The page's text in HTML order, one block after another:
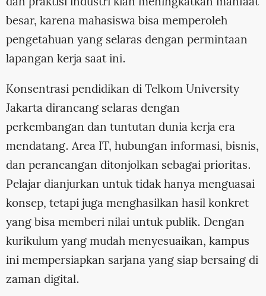
besar, karena mahasiswa bisa memperoleh
pengetahuan yang selaras dengan permintaan
lapangan kerja saat ini.
Konsentrasi pendidikan di Telkom University
Jakarta dirancang selaras dengan
perkembangan dan tuntutan dunia kerja era
mendatang. Area IT, hubungan informasi, bisnis,
dan perancangan ditonjolkan sebagai prioritas.
Pelajar dianjurkan untuk tidak hanya menguasai
konsep, tetapi juga menghasilkan hasil konkret
yang bisa memberi nilai untuk publik. Dengan
kurikulum yang mudah menyesuaikan, kampus
ini mempersiapkan sarjana yang siap bersaing di
zaman digital.